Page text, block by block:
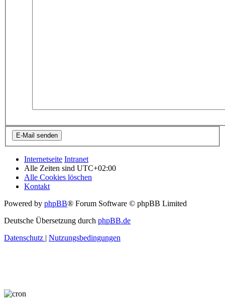
Internetseite Intranet
Alle Zeiten sind UTC+02:00
Alle Cookies löschen
Kontakt
Powered by phpBB® Forum Software © phpBB Limited
Deutsche Übersetzung durch phpBB.de
Datenschutz | Nutzungsbedingungen